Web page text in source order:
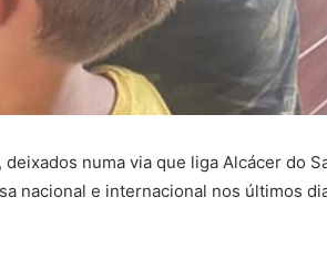
numa via que liga Alcácer do
nacional e internacional nos últimos